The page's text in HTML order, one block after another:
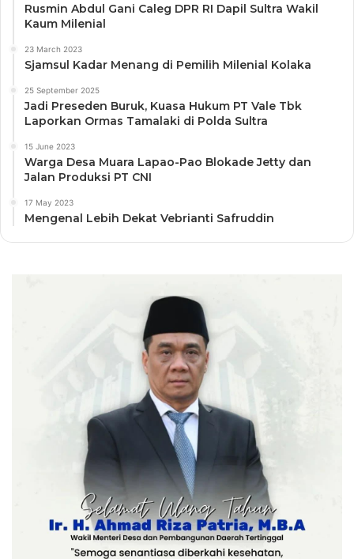
Rusmin Abdul Gani Caleg DPR RI Dapil Sultra Wakil
Kaum Milenial
23 March 2023
Sjamsul Kadar Menang di Pemilih Milenial Kolaka
25 September 2025
Jadi Preseden Buruk, Kuasa Hukum PT Vale Tbk
Laporkan Ormas Tamalaki di Polda Sultra
15 June 2023
Warga Desa Muara Lapao-Pao Blokade Jetty dan
Jalan Produksi PT CNI
17 May 2023
Mengenal Lebih Dekat Vebrianti Safruddin